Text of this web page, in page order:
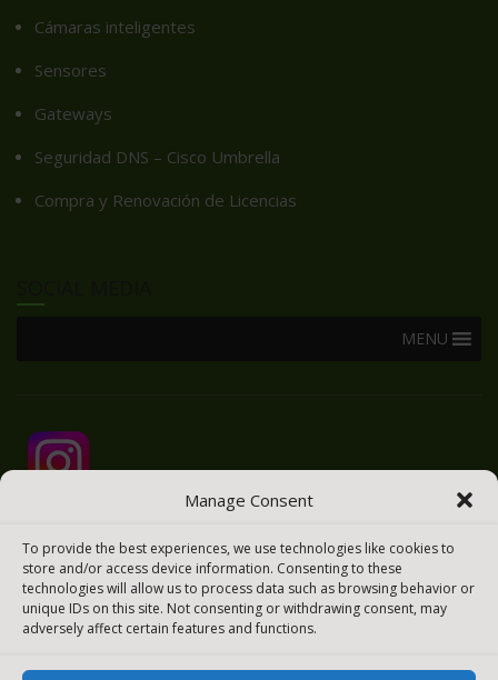
Manage Consent
To provide the best experiences, we use technologies like cookies to
store and/or access device information. Consenting to these
technologies will allow us to process data such as browsing behavior or
unique IDs on this site. Not consenting or withdrawing consent, may
adversely affect certain features and functions.
Cámaras inteligentes
Sensores
Gateways
Seguridad DNS – Cisco Umbrella
Compra y Renovación de Licencias
MENU